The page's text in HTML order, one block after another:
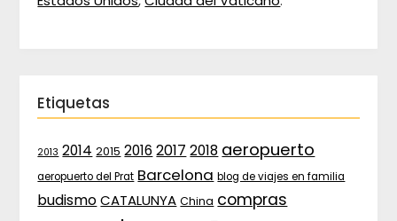
Etiquetas
2013 2014 2015 2016 2017 2018 aeropuerto
aeropuerto del Prat Barcelona blog de viajes en familia
budismo CATALUNYA China compras